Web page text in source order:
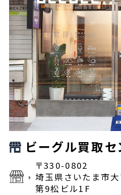
ビーグル買取セ
〒330-0802
埼玉県さいたま市
第9松ビル1F